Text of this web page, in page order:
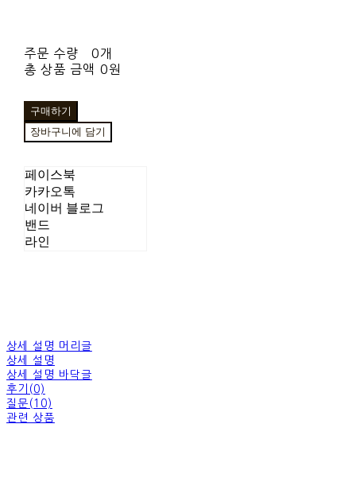
주문 수량
0개
총 상품 금액 0원
구매하기
장바구니에 담기
페이스북
카카오톡
네이버 블로그
밴드
라인
상세 설명 머리글
상세 설명
상세 설명 바닥글
후기(0)
질문(10)
관련 상품